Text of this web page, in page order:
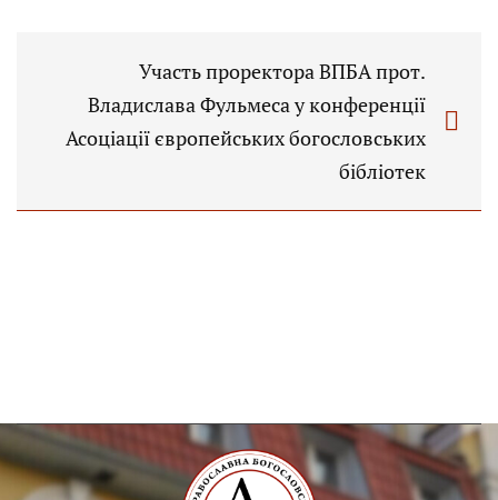
Участь проректора ВПБА прот.
Владислава Фульмеса у конференції
Асоціації європейських богословських
бібліотек